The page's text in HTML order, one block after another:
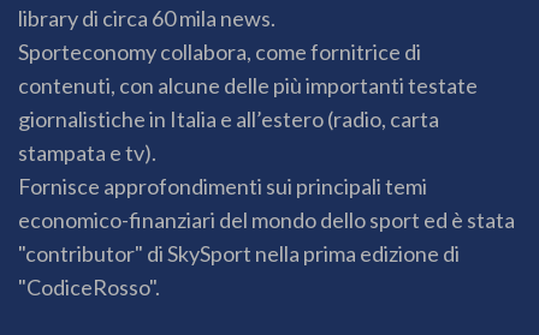
library di circa 60 mila news.
Sporteconomy collabora, come fornitrice di
contenuti, con alcune delle più importanti testate
giornalistiche in Italia e all’estero (radio, carta
stampata e tv).
Fornisce approfondimenti sui principali temi
economico-finanziari del mondo dello sport ed è stata
"contributor" di SkySport nella prima edizione di
"CodiceRosso".